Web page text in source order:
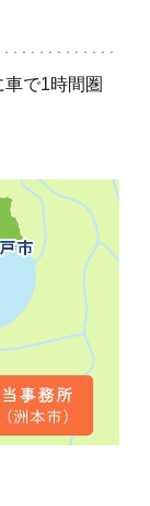
で1時間圏